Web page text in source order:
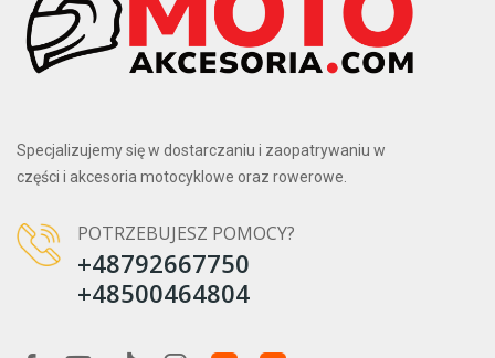
Specjalizujemy się w dostarczaniu i zaopatrywaniu w
części i akcesoria motocyklowe oraz rowerowe.
POTRZEBUJESZ POMOCY?
+48792667750
+48500464804